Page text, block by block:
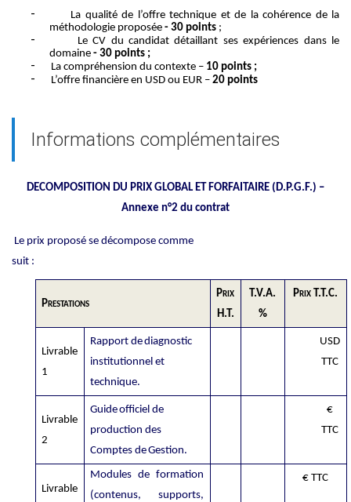
-
La qualité de l’offre technique et de la cohérence de la
méthodologie proposée - 30 points ;
-
Le CV du candidat détaillant ses expériences dans le
domaine - 30 points ;
- La compréhension du contexte – 10 points ;
- L’offre financière en USD ou EUR – 20 points
Informations complémentaires
DECOMPOSITION DU PRIX GLOBAL ET FORFAITAIRE (D.P.G.F.) –
Annexe n°2 du contrat
Le prix proposé se décompose comme
suit :
Prestations
Prix
H.T.
T.V.A.
%
Prix T.T.C.
Livrable
1
Rapport dediagnostic
institutionnel et
technique.
USD
TTC
Livrable
2
Guideofficiel de
production des
Comptes deGestion.
€
TTC
Livrable
Modules de formation
(contenus,
supports,
€ TTC